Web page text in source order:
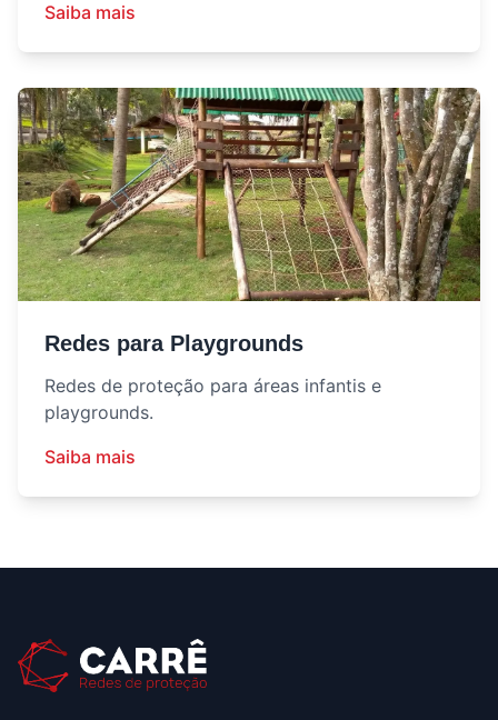
Saiba mais
Redes para Playgrounds
Redes de proteção para áreas infantis e
playgrounds.
Saiba mais